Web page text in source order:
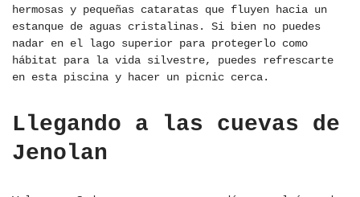
hermosas y pequeñas cataratas que fluyen hacia un
estanque de aguas cristalinas. Si bien no puedes
nadar en el lago superior para protegerlo como
hábitat para la vida silvestre, puedes refrescarte
en esta piscina y hacer un picnic cerca.
Llegando a las cuevas de
Jenolan